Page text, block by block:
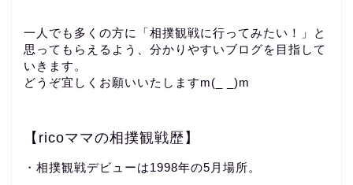
一人でも多くの方に「相撲観戦に行ってみたい！」と
思ってもらえるよう、分かりやすいブログを目指して
いきます。
どうぞ宜しくお願いいたしますm(_ _)m
【ricoママの相撲観戦歴】
・相撲観戦デビューは1998年の5月場所。